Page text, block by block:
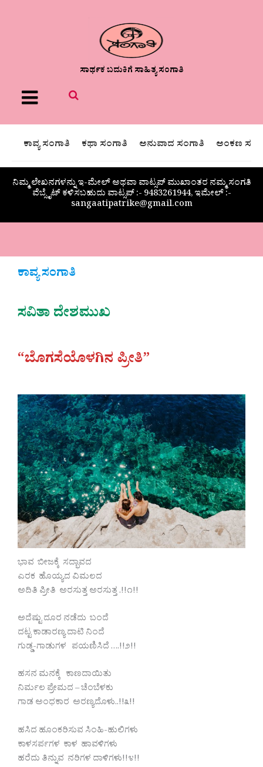
ಸಾರ್ಥಕ ಬದುಕಿಗೆ ಸಾಹಿತ್ಯ ಸಂಗಾತಿ
Menu
ಕಾವ್ಯ ಸಂಗಾತಿ ಕಥಾ ಸಂಗಾತಿ ಅನುವಾದ ಸಂಗಾತಿ ಅಂಕಣ
ನಿಮ್ಮ ಲೇಖನಗಳನ್ನು ಇ-ಮೇಲ್ ಅಥವಾ ವಾಟ್ಸಪ್ ಮುಖಾಂತರ ನಮ್ಮ ಸಂಗತಿ
ವೆಬ್ಸೈಟ್ ಕಳಿಸಬಹುದು ವಾಟ್ಸಪ್‌ :- 9483261944, ಇಮೇಲ್ :-
sangaatipatrike@gmail.com
ಕಾವ್ಯ ಸಂಗಾತಿ
ಸವಿತಾ ದೇಶಮುಖ
“ಬೊಗಸೆಯೊಳಗಿನ ಪ್ರೀತಿ”
ಭಾವ ಬೀಜಕ್ಕೆ ಸದ್ಭಾವದ
ಎರಕ ಹೊಯ್ಯದ ವಿಮಲದ
ಅದಿತಿ ಪ್ರೀತಿ ಅರಸುತ್ತ ಅರಸುತ್ತ .!!೧!!
ಅದೆಷ್ಟು ದೂರ ನಡೆದು ಬಂದೆ
ದಟ್ಟ ಕಾಡಾರಣ್ಯ ದಾಟಿ ನಿಂದೆ
ಗುಡ್ಡ-ಗಾಡುಗಳ ಪಯಣಿಸಿದೆ ….!!೨!!
ಹಸನ ಮನಕ್ಕೆ ಕಾಣದಾಯಿತು
ನಿರ್ಮಲ ಪ್ರೇಮದ – ಚೆಂಬೆಳಕು
ಗಾಡ ಅಂಧಕಾರ ಅರಣ್ಯದೊಳು..!!೩!!
ಹಸಿದ ಹೂಂಕರಿಸುವ ಸಿಂಹಿ-ಹುಲಿಗಳು
ಕಾಳಸರ್ಪಗಳ ಕಾಳ ಹಾವಳಿಗಳು
ಹರೆದು ತಿನ್ನುವ ನರಿಗಳ ದಾಳಿಗಳು!!೪!!